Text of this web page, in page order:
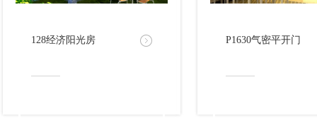
128经济阳光房 P1630气密平开门